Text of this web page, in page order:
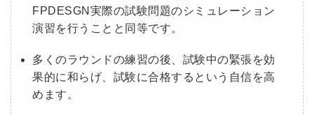
FPDESGN実際の試験問題のシミュレーション
演習を行うことと同等です。
多くのラウンドの練習の後、試験中の緊張を効
果的に和らげ、試験に合格するという自信を高
めます。